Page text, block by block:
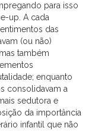
para isso
up. A cada
das
(ou não)
também
enquanto
consolidavam a
sedutora e
da importância
infantil que não